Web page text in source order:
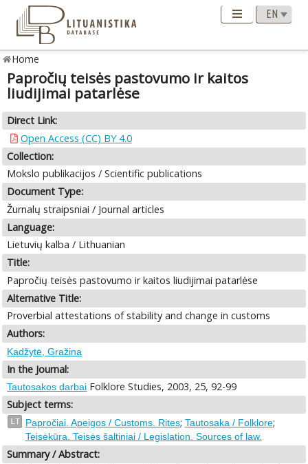
Home
Papročių teisės pastovumo ir kaitos
liudijimai patarlėse
Direct Link:
Open Access (CC) BY 4.0
Collection:
Mokslo publikacijos / Scientific publications
Document Type:
Žurnalų straipsniai / Journal articles
Language:
Lietuvių kalba / Lithuanian
Title:
Papročių teisės pastovumo ir kaitos liudijimai patarlėse
Alternative Title:
Proverbial attestations of stability and change in customs
Authors:
Kadžytė, Gražina
In the Journal:
Tautosakos darbai Folklore Studies, 2003, 25, 92-99
Subject terms:
LT Papročiai. Apeigos / Customs. Rites; Tautosaka / Folklore;
Teisėkūra. Teisės šaltiniai / Legislation. Sources of law.
Summary / Abstract: